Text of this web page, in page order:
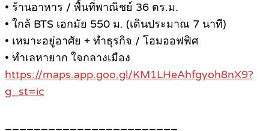
• ร้านอาหาร / พื้นที่พาณิชย์ 36 ตร.ม.
• ใกล้ BTS เอกมัย 550 ม. (เดินประมาณ 7 นาที)
• เหมาะอยู่อาศัย + ทำธุรกิจ / โฮมออฟฟิศ
• ทำเลหายาก ใจกลางเมือง
https://maps.app.goo.gl/KM1LHeAhfgyoh8nX9?
g_st=ic